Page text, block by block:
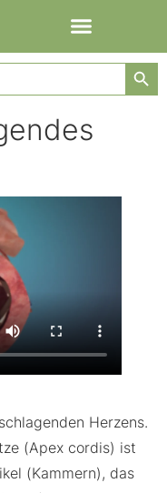
Herzens.
(Apex cordis) ist
(Kammern), das